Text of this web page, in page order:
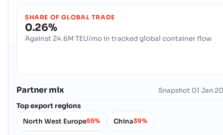
SHARE OF GLOBAL TRADE
0.26%
Against 24.6M TEU/mo in tracked global container flow
Partner mix Snapshot 01 Jan
Top export regions
North West Europe55% China39%